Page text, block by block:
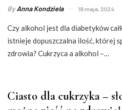
ByAnna Kondziela 19 maja, 2024
Czy alkohol jest dla diabetyków
istnieje dopuszczalna ilość, której
zdrowia? Cukrzyca a alkohol –…
Ciasto dla cukrzyka –